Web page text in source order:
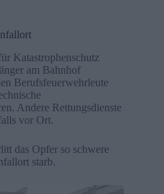
Katastrophenschutz
am Bahnhof
Berufsfeuerwehrleute
Andere Rettungsdienste
vor Ort.
das Opfer so schwere
starb.